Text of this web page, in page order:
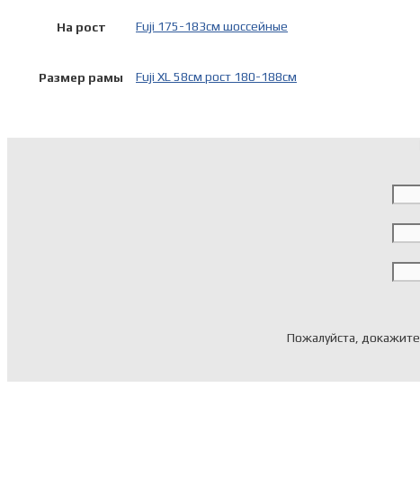
На рост Fuji 175-183см шоссейные
Размер рамы Fuji XL 58см рост 180-188см
Пожалуйста,